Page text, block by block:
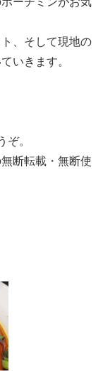
、そして現地の
いきます。
ぞ。
断転載・無断使